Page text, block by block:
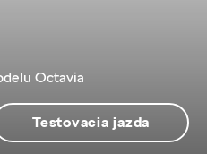
Octavia
Testovacia jazda